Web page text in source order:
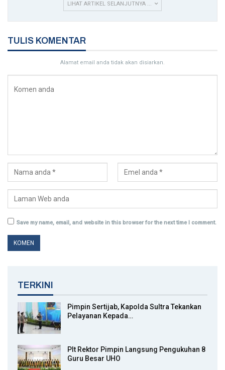
LIHAT ARTIKEL SELANJUTNYA ...
TULIS KOMENTAR
Alamat email anda tidak akan disiarkan.
Save my name, email, and website in this browser for the next time I comment.
TERKINI
Pimpin Sertijab, Kapolda Sultra Tekankan
Pelayanan Kepada…
Plt Rektor Pimpin Langsung Pengukuhan 8
Guru Besar UHO